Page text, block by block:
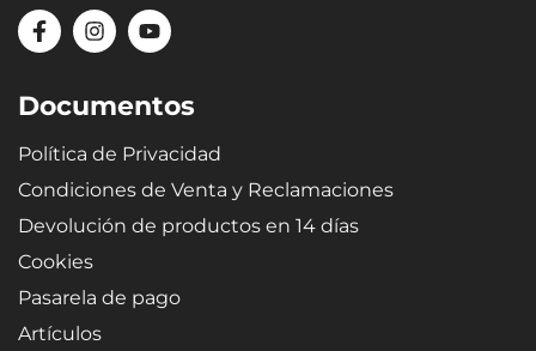
Documentos
Política de Privacidad
Condiciones de Venta y Reclamaciones
Devolución de productos en 14 días
Cookies
Pasarela de pago
Artículos